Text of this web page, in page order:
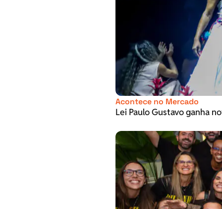
Acontece no Mercado
Lei Paulo Gustavo ganha